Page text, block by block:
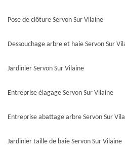
Pose de clôture Servon Sur Vilaine
Dessouchage arbre et haie Servon Sur
Jardinier Servon Sur Vilaine
Entreprise élagage Servon Sur Vilaine
Entreprise abattage arbre Servon Sur
Jardinier taille de haie Servon Sur Vilaine